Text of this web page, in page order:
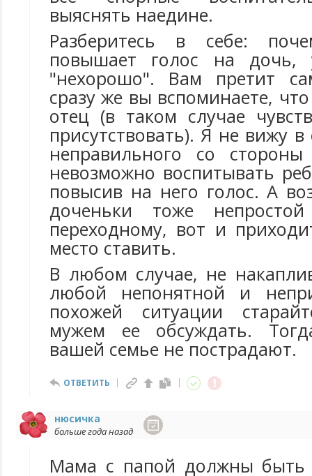
выяснять наедине.
Разберитесь в себе:
повышает голос на
"нехорошо". Вам претит
сразу же вы вспоминаете,
отец (в таком случае
присутствовать). Я не вижу
неправильного со
невозможно воспитывать
повысив на него голос. А
доченьки тоже
переходному, вот и
место ставить.
В любом случае, не
любой непонятной и
похожей ситуации
мужем ее обсуждать.
вашей семье не пострадают.
ОТВЕТИТЬ
нюсичка
больше года назад
Мама с папой должны быть